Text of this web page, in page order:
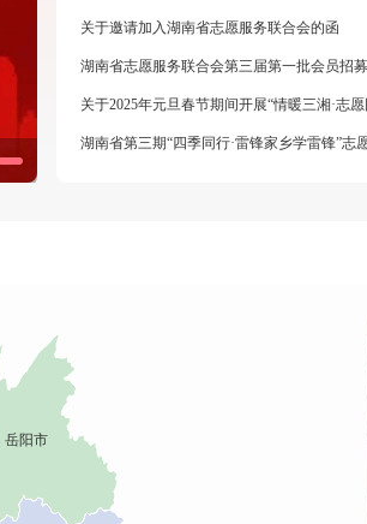
关于邀请加入湖南省志愿服务联合会的函
湖南省志愿服务联合会第三届第一批会员招
关于2025年元旦春节期间开展“情暖三湘·志